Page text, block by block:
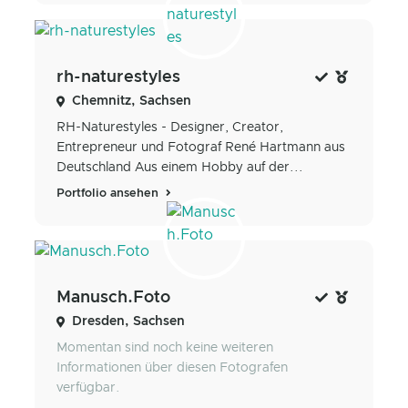
rh-naturestyles
Chemnitz, Sachsen
RH-Naturestyles - Designer, Creator,
Entrepreneur und Fotograf René Hartmann aus
Deutschland Aus einem Hobby auf der...
Portfolio ansehen
Manusch.Foto
Dresden, Sachsen
Momentan sind noch keine weiteren
Informationen über diesen Fotografen
verfügbar.